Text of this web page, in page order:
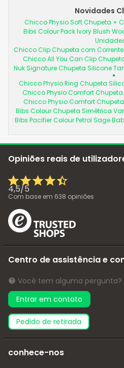
Novidades
Chicco Physio Soft Chupeta +
Bibs Colour Pack Ivory Blush
Chicco Clip Chupeta com
Chicco All You Can Clip
Nuk Signature Chupeta Silicone
Chicco Physio Ring Chupeta
Chicco Physio Comfort Chupeta
Chicco Physio Comfort
Bibs Colour Chupeta Simétrica
Bibs Pacifier Colour Petrol Sage
Opiniões reais de
4,5/5
Com base em 638 opiniões
Centro de assistência e
Você tem alguma pergunta?
Entrar em contato
pedido de retirada
conhece-nos